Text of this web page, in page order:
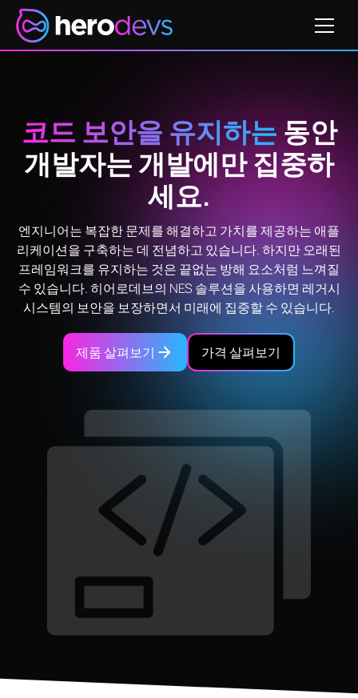
코드 보안을 유지하는 동안
개발자는 개발에만 집중하
세요.
엔지니어는 복잡한 문제를 해결하고 가치를 제공하는 애플
리케이션을 구축하는 데 전념하고 있습니다. 하지만 오래된
프레임워크를 유지하는 것은 끝없는 방해 요소처럼 느껴질
수 있습니다. 히어로데브의 NES 솔루션을 사용하면 레거시
시스템의 보안을 보장하면서 미래에 집중할 수 있습니다.
제품 살펴보기 가격 살펴보기